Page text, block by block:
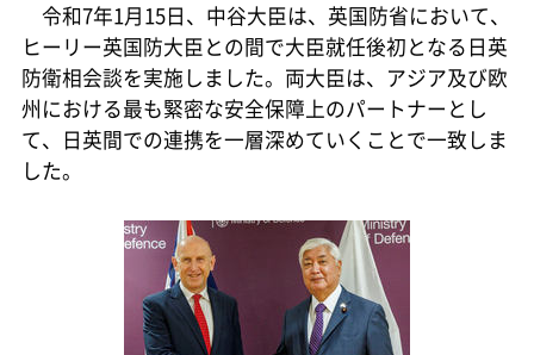
令和7年1月15日、中谷大臣は、英国防省において、
ヒーリー英国防大臣との間で大臣就任後初となる日英
防衛相会談を実施しました。両大臣は、アジア及び欧
州における最も緊密な安全保障上のパートナーとし
て、日英間での連携を一層深めていくことで一致しま
した。